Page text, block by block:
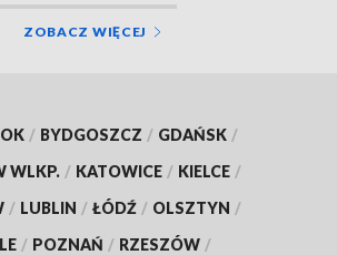
ZOBACZ WIĘCEJ
/ BYDGOSZCZ / GDAŃSK /
WLKP. / KATOWICE / KIELCE /
/ LUBLIN / ŁÓDŹ / OLSZTYN /
/ POZNAŃ / RZESZÓW /